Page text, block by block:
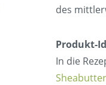
des
Produkt-
In die
Sheabutter